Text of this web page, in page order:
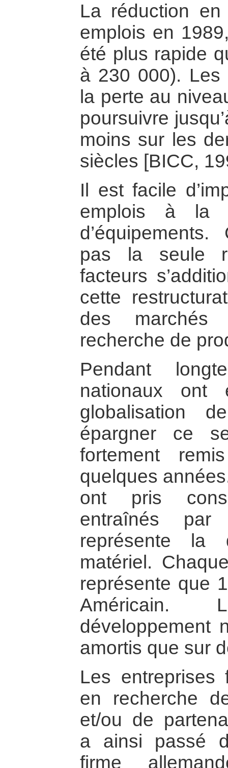
La réduction
emplois en
été plus rapide
à 230 000). Les
la perte au
poursuivre
moins sur les
siècles [BICC,
Il est facile
emplois à la
pas la seule
facteurs
cette
des marchés
recherche de
Pendant
nationaux
globalisation
épargner ce
fortement
quelques
ont pris
entraînés
représente la
matériel.
représente que
développement
amortis que sur
Les entreprises
en recherche
et/ou de
a ainsi passé
firme